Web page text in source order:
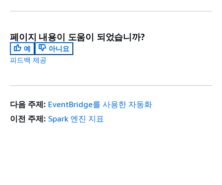
페이지 내용이 도움이 되었습니까?
예
아니요
피드백 제공
다음 주제: EventBridge를 사용한 자동화
이전 주제: Spark 엔진 지표